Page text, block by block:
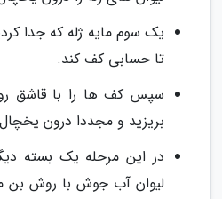
یک سوم مایه ژله که جدا
تا حسابی کف کند.
سپس کف ها را با قاشق
بریزید و مجددا درون
در این مرحله یک بسته
لیوان آب جوش با روش